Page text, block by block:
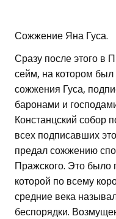
Сожжение Яна Гуса.
Сразу после этого в
сейм, на котором был
сожжения Гуса,
баронами и
Констанцский собор
всех подписавших
предал сожжению
Пражского. Это было
которой по всему
средние века
беспорядки.